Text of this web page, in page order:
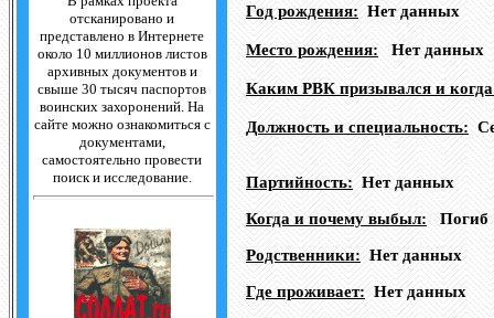
отсканировано и
представлено в Интернете
около 10 миллионов листов
архивных документов и
свыше 30 тысяч паспортов
воинских захоронений. На
сайте можно ознакомиться с
документами,
самостоятельно провести
поиск и исследование.
Год рождения: Нет данных
Место рождения: Нет данных
Каким РВК призывался и
Должность и специальность:
Партийность: Нет данных
Когда и почему выбыл: Погиб
Родственники: Нет данных
Где проживает: Нет данных